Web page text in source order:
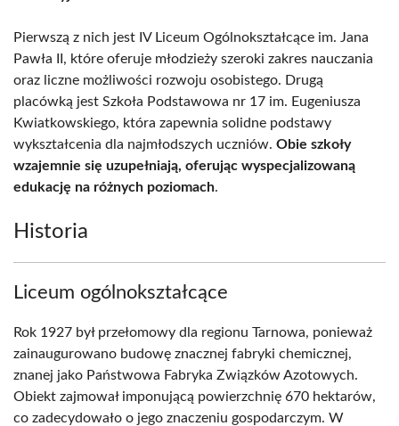
Pierwszą z nich jest IV Liceum Ogólnokształcące im. Jana
Pawła II, które oferuje młodzieży szeroki zakres nauczania
oraz liczne możliwości rozwoju osobistego. Drugą
placówką jest Szkoła Podstawowa nr 17 im. Eugeniusza
Kwiatkowskiego, która zapewnia solidne podstawy
wykształcenia dla najmłodszych uczniów. Obie szkoły
wzajemnie się uzupełniają, oferując wyspecjalizowaną
edukację na różnych poziomach.
Historia
Liceum ogólnokształcące
Rok 1927 był przełomowy dla regionu Tarnowa, ponieważ
zainaugurowano budowę znacznej fabryki chemicznej,
znanej jako Państwowa Fabryka Związków Azotowych.
Obiekt zajmował imponującą powierzchnię 670 hektarów,
co zadecydowało o jego znaczeniu gospodarczym. W